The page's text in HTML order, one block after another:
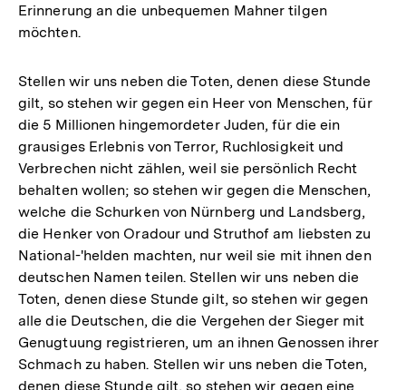
Erinnerung an die unbequemen Mahner tilgen
möchten.
Stellen wir uns neben die Toten, denen diese Stunde
gilt, so stehen wir gegen ein Heer von Menschen, für
die 5 Millionen hingemordeter Juden, für die ein
grausiges Erlebnis von Terror, Ruchlosigkeit und
Verbrechen nicht zählen, weil sie persönlich Recht
behalten wollen; so stehen wir gegen die Menschen,
welche die Schurken von Nürnberg und Landsberg,
die Henker von Oradour und Struthof am liebsten zu
National-'helden machten, nur weil sie mit ihnen den
deutschen Namen teilen. Stellen wir uns neben die
Toten, denen diese Stunde gilt, so stehen wir gegen
alle die Deutschen, die die Vergehen der Sieger mit
Genugtuung registrieren, um an ihnen Genossen ihrer
Schmach zu haben. Stellen wir uns neben die Toten,
denen diese Stunde gilt, so stehen wir gegen eine